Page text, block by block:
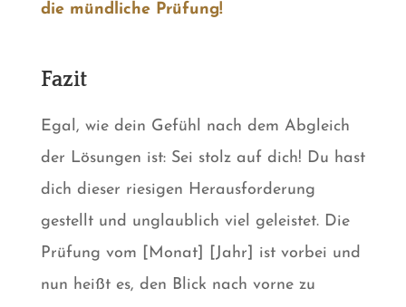
die mündliche Prüfung!
Fazit
Egal, wie dein Gefühl nach dem Abgleich
der Lösungen ist: Sei stolz auf dich! Du hast
dich dieser riesigen Herausforderung
gestellt und unglaublich viel geleistet. Die
Prüfung vom [Monat] [Jahr] ist vorbei und
nun heißt es, den Blick nach vorne zu